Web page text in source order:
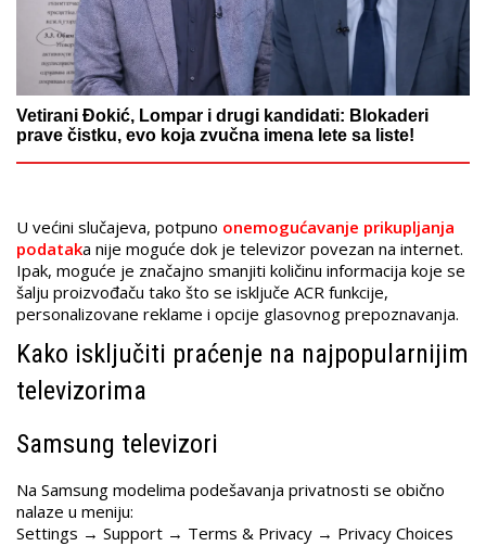
Vetirani Đokić, Lompar i drugi kandidati: Blokaderi
prave čistku, evo koja zvučna imena lete sa liste!
U većini slučajeva, potpuno onemogućavanje prikupljanja
podataka nije moguće dok je televizor povezan na internet.
Ipak, moguće je značajno smanjiti količinu informacija koje se
šalju proizvođaču tako što se isključe ACR funkcije,
personalizovane reklame i opcije glasovnog prepoznavanja.
Kako isključiti praćenje na najpopularnijim
televizorima
Samsung televizori
Na Samsung modelima podešavanja privatnosti se obično
nalaze u meniju:
Settings → Support → Terms & Privacy → Privacy Choices